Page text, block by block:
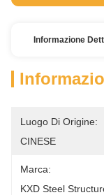
Informazione
Luogo Di Origine:
CINESE
Marca:
KXD Steel